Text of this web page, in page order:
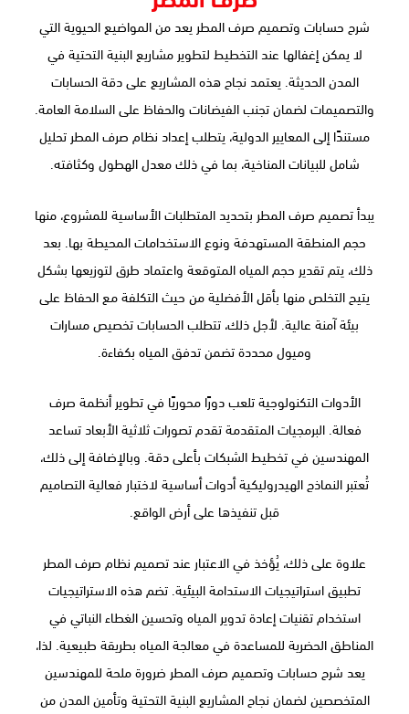
شرح حسابات وتصميم صرف المطر يعد من المواضيع الحيوية التي
لا يمكن إغفالها عند التخطيط لتطوير مشاريع البنية التحتية في
المدن الحديثة. يعتمد نجاح هذه المشاريع على دقة الحسابات
والتصميمات لضمان تجنب الفيضانات والحفاظ على السلامة العامة.
مستندًا إلى المعايير الدولية، يتطلب إعداد نظام صرف المطر تحليل
شامل للبيانات المناخية، بما في ذلك معدل الهطول وكثافته.
يبدأ تصميم صرف المطر بتحديد المتطلبات الأساسية للمشروع، منها
حجم المنطقة المستهدفة ونوع الاستخدامات المحيطة بها. بعد
ذلك، يتم تقدير حجم المياه المتوقعة واعتماد طرق لتوزيعها بشكل
يتيح التخلص منها بأقل الأفضلية من حيث التكلفة مع الحفاظ على
بيئة آمنة عالية. لأجل ذلك، تتطلب الحسابات تخصيص مسارات
وميول محددة تضمن تدفق المياه بكفاءة.
الأدوات التكنولوجية تلعب دورًا محوريًا في تطوير أنظمة صرف
فعالة. البرمجيات المتقدمة تقدم تصورات ثلاثية الأبعاد تساعد
المهندسين في تخطيط الشبكات بأعلى دقة. وبالإضافة إلى ذلك،
تُعتبر النماذج الهيدروليكية أدوات أساسية لاختبار فعالية التصاميم
قبل تنفيذها على أرض الواقع.
علاوة على ذلك، يُؤخذ في الاعتبار عند تصميم نظام صرف المطر
تطبيق استراتيجيات الاستدامة البيئية. تضم هذه الاستراتيجيات
استخدام تقنيات إعادة تدوير المياه وتحسين الغطاء النباتي في
المناطق الحضرية للمساعدة في معالجة المياه بطريقة طبيعية. لذا،
يعد شرح حسابات وتصميم صرف المطر ضرورة ملحة للمهندسين
المتخصصين لضمان نجاح المشاريع البنية التحتية وتأمين المدن من